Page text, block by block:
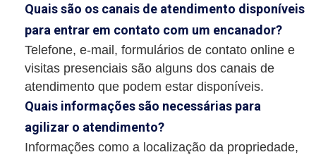
Quais são os canais de atendimento disponíveis
para entrar em contato com um encanador?
Telefone, e-mail, formulários de contato online e
visitas presenciais são alguns dos canais de
atendimento que podem estar disponíveis.
Quais informações são necessárias para
agilizar o atendimento?
Informações como a localização da propriedade,